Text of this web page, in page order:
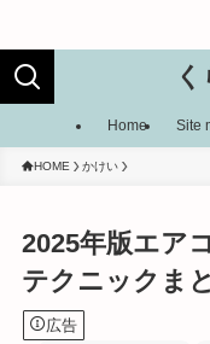
Home Site
HOME かけい
2025年版エア
テクニックま
広告